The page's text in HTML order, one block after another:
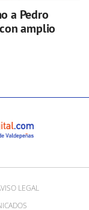
a Pedro
amplio
LEGAL